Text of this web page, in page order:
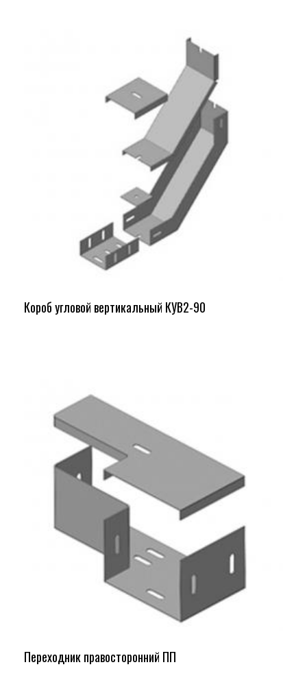
Короб угловой вертикальный КУВ2-90
Переходник правосторонний ПП